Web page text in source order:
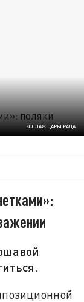
КОЛЛАЖ ЦАРЬГРАДА